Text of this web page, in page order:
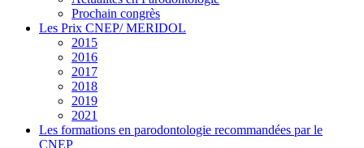
Prochain congrès
Les Prix CNEP/ MERIDOL
2015
2016
2017
2018
2019
2021
Les formations en parodontologie recommandées par le
CNEP